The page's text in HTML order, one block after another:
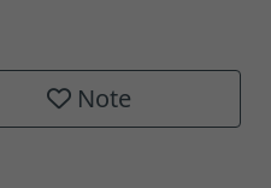
Note